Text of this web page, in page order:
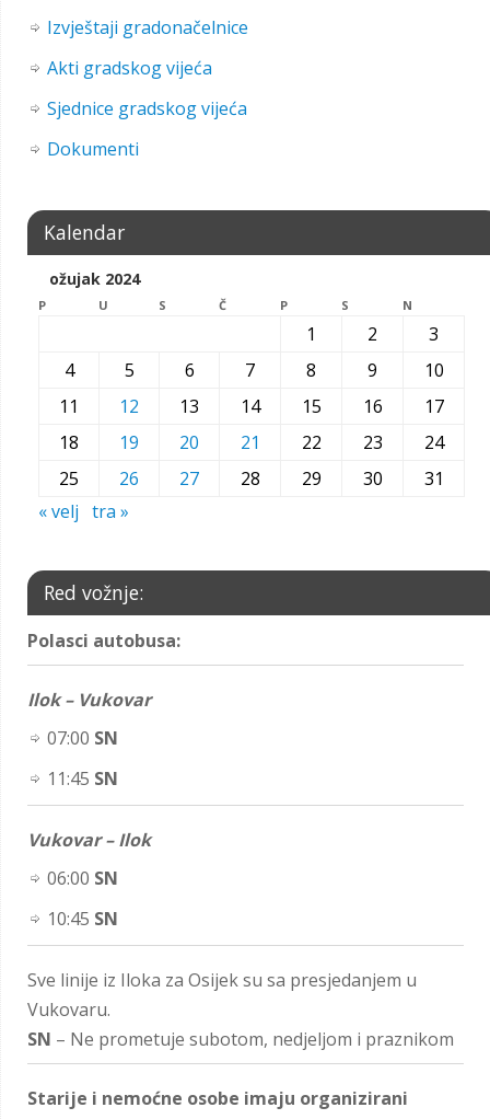
Izvještaji gradonačelnice
Akti gradskog vijeća
Sjednice gradskog vijeća
Dokumenti
Kalendar
ožujak 2024
P U S Č P S N
1 2
3
4
5 6 7 8 9
10
11
12 13 14 15 16
17
18
19 20 21 22 23
24
25
26 27 28 29 30
31
« velj tra »
Red vožnje:
Polasci autobusa:
Ilok – Vukovar
07:00 SN
11:45 SN
Vukovar – Ilok
06:00 SN
10:45 SN
Sve linije iz Iloka za Osijek su sa presjedanjem u
Vukovaru.
SN – Ne prometuje subotom, nedjeljom i praznikom
Starije i nemoćne osobe imaju organizirani